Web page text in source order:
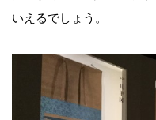
いえるでしょう。